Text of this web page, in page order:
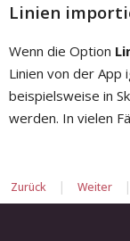
Linien
Wenn die Option
Linien von der App
beispielsweise in
werden. In vielen
Zurück | Weiter |